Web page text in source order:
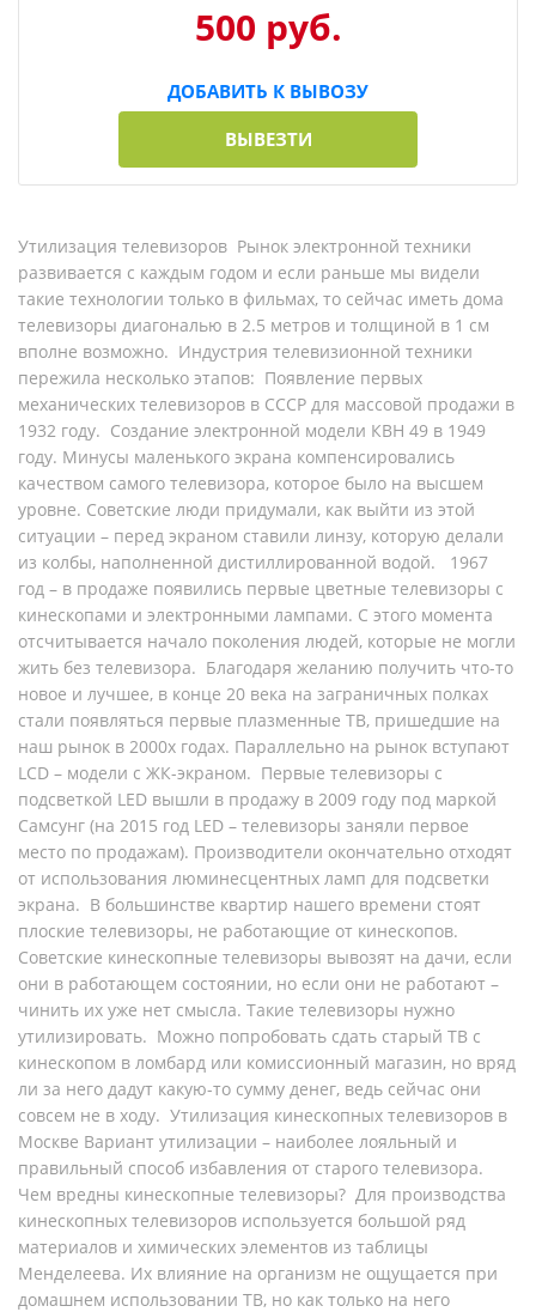
500 руб.
ДОБАВИТЬ К ВЫВОЗУ
ВЫВЕЗТИ
Утилизация телевизоров Рынок электронной техники
развивается с каждым годом и если раньше мы видели
такие технологии только в фильмах, то сейчас иметь дома
телевизоры диагональю в 2.5 метров и толщиной в 1 см
вполне возможно. Индустрия телевизионной техники
пережила несколько этапов: Появление первых
механических телевизоров в СССР для массовой продажи в
1932 году. Создание электронной модели КВН 49 в 1949
году. Минусы маленького экрана компенсировались
качеством самого телевизора, которое было на высшем
уровне. Советские люди придумали, как выйти из этой
ситуации – перед экраном ставили линзу, которую делали
из колбы, наполненной дистиллированной водой. 1967
год – в продаже появились первые цветные телевизоры с
кинескопами и электронными лампами. С этого момента
отсчитывается начало поколения людей, которые не могли
жить без телевизора. Благодаря желанию получить что-то
новое и лучшее, в конце 20 века на заграничных полках
стали появляться первые плазменные ТВ, пришедшие на
наш рынок в 2000х годах. Параллельно на рынок вступают
LCD – модели с ЖК-экраном. Первые телевизоры с
подсветкой LED вышли в продажу в 2009 году под маркой
Самсунг (на 2015 год LED – телевизоры заняли первое
место по продажам). Производители окончательно отходят
от использования люминесцентных ламп для подсветки
экрана. В большинстве квартир нашего времени стоят
плоские телевизоры, не работающие от кинескопов.
Советские кинескопные телевизоры вывозят на дачи, если
они в работающем состоянии, но если они не работают –
чинить их уже нет смысла. Такие телевизоры нужно
утилизировать. Можно попробовать сдать старый ТВ с
кинескопом в ломбард или комиссионный магазин, но вряд
ли за него дадут какую-то сумму денег, ведь сейчас они
совсем не в ходу. Утилизация кинескопных телевизоров в
Москве Вариант утилизации – наиболее лояльный и
правильный способ избавления от старого телевизора.
Чем вредны кинескопные телевизоры? Для производства
кинескопных телевизоров используется большой ряд
материалов и химических элементов из таблицы
Менделеева. Их влияние на организм не ощущается при
домашнем использовании ТВ, но как только на него